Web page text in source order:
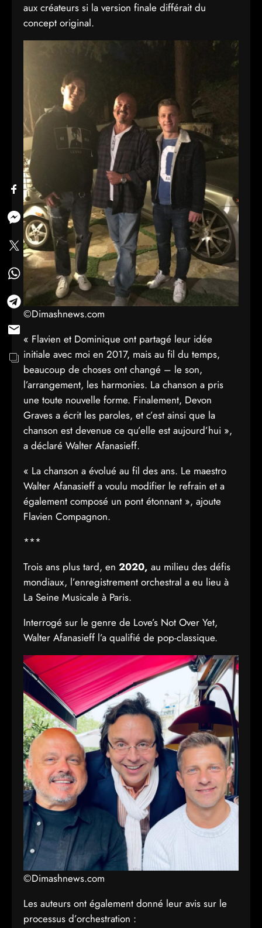
aux créateurs si la version finale différait du
concept original.
©Dimashnews.com
« Flavien et Dominique ont partagé leur idée
initiale avec moi en 2017, mais au fil du temps,
beaucoup de choses ont changé – le son,
l’arrangement, les harmonies. La chanson a pris
une toute nouvelle forme. Finalement, Devon
Graves a écrit les paroles, et c’est ainsi que la
chanson est devenue ce qu’elle est aujourd’hui »,
a déclaré Walter Afanasieff.
« La chanson a évolué au fil des ans. Le maestro
Walter Afanasieff a voulu modifier le refrain et a
également composé un pont étonnant », ajoute
Flavien Compagnon.
***
Trois ans plus tard, en 2020, au milieu des défis
mondiaux, l’enregistrement orchestral a eu lieu à
La Seine Musicale à Paris.
Interrogé sur le genre de Love’s Not Over Yet,
Walter Afanasieff l’a qualifié de pop-classique.
©Dimashnews.com
Les auteurs ont également donné leur avis sur le
processus d’orchestration :